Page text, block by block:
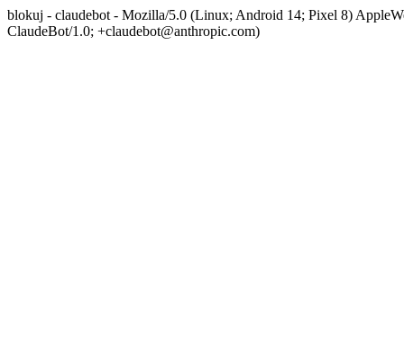
blokuj - claudebot - Mozilla/5.0 (Linux; Android 14; Pixel 8)
ClaudeBot/1.0; +claudebot@anthropic.com)